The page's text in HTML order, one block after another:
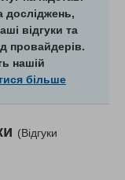
досліджень,
відгуки та
провайдерів.
нашій
більше
(Відгуки